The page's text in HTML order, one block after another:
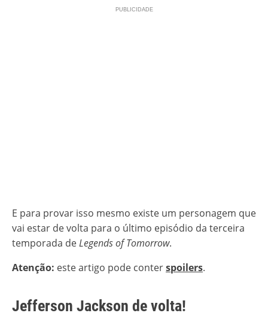
E para provar isso mesmo existe um personagem que
vai estar de volta para o último episódio da terceira
temporada deLegends of Tomorrow.
Atenção: este artigo pode conterspoilers.
Jefferson Jackson de volta!